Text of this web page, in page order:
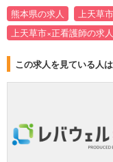
熊本県の求人 上天草
上天草市×正看護師の求人
この求人を見ている人